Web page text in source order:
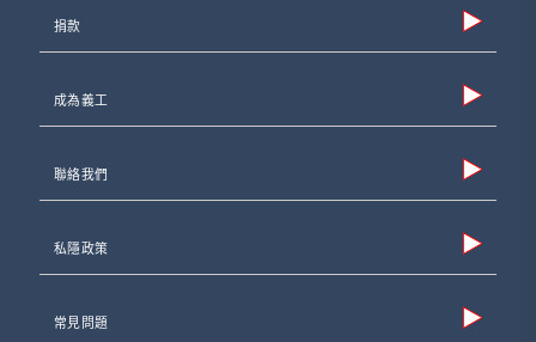
捐款
成為義工
聯絡我們
私隱政策
常見問題